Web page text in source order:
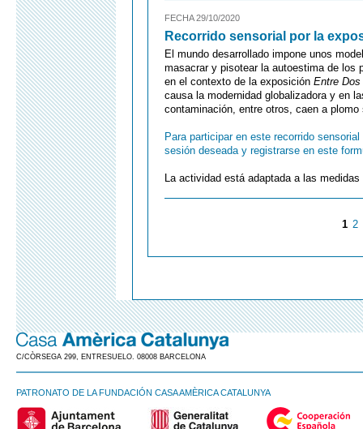
FECHA 29/10/2020
Recorrido sensorial por la
El mundo desarrollado impone unos
masacrar y pisotear la autoestima de los
en el contexto de la exposición Entre
causa la modernidad globalizadora y en
contaminación, entre otros, caen a
Para participar en este recorrido
sesión deseada y registrarse en este
La actividad está adaptada a las
1 2
C/CÒRSEGA 299, ENTRESUELO. 08008 BARCELONA
PATRONATO DE LA FUNDACIÓN CASA AMÈRICA CATALUNYA